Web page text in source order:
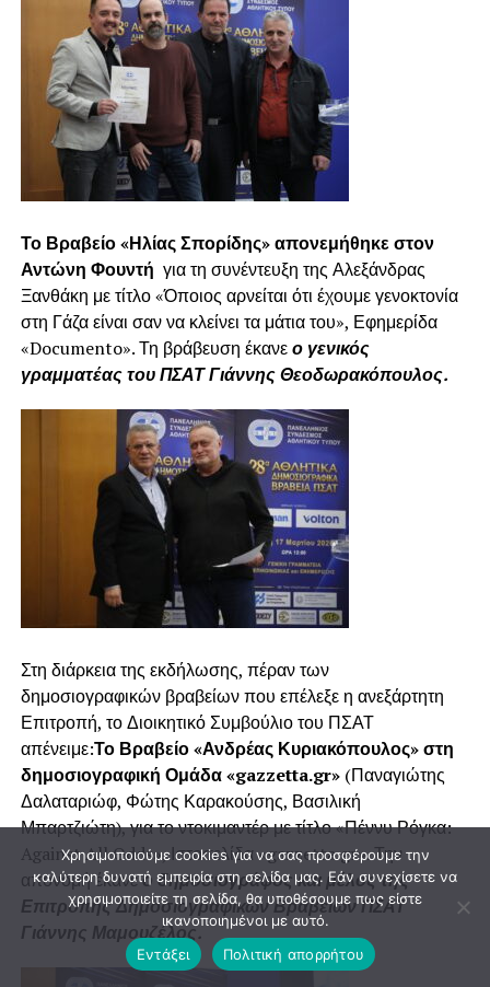
Το Βραβείο «Ηλίας Σπορίδης» απονεμήθηκε στον
Αντώνη Φουντή για τη συνέντευξη της Αλεξάνδρας
Ξανθάκη με τίτλο «Όποιος αρνείται ότι έχουμε γενοκτονία
στη Γάζα είναι σαν να κλείνει τα μάτια του», Εφημερίδα
«Documento». Τη βράβευση έκανεο γενικός
γραμματέας του ΠΣΑΤ Γιάννης Θεοδωρακόπουλος.
Στη διάρκεια της εκδήλωσης, πέραν των
δημοσιογραφικών βραβείων που επέλεξε η ανεξάρτητη
Επιτροπή, το Διοικητικό Συμβούλιο του ΠΣΑΤ
απένειμε:Το Βραβείο «Ανδρέας Κυριακόπουλος» στη
δημοσιογραφική Ομάδα «gazzetta.gr» (Παναγιώτης
Δαλαταριώφ, Φώτης Καρακούσης, Βασιλική
Μπαρτζιώτη), για το ντοκιμαντέρ με τίτλο «Πέννυ Ρόγκα:
Against All Odds», Ιστοσελίδα «gazzetta.gr». Την
απονομή έκανεο δημοσιογράφος και μέλος της
Επιτροπής Δημοσιογραφικών Βραβείων ΠΣΑΤ
Γιάννης Μαμουζέλος.
Χρησιμοποιούμε cookies για να σας προσφέρουμε την
καλύτερη δυνατή εμπειρία στη σελίδα μας. Εάν συνεχίσετε να
χρησιμοποιείτε τη σελίδα, θα υποθέσουμε πως είστε
ικανοποιημένοι με αυτό.
Εντάξει
Πολιτική απορρήτου